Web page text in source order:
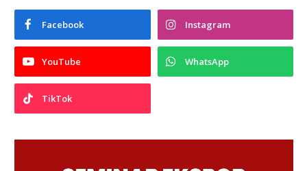
Facebook Instagram
YouTube WhatsApp
TikTok